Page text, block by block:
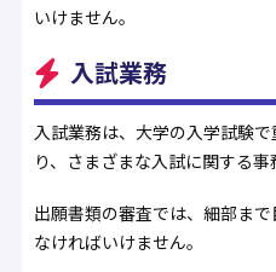
いけません。
入試業務
入試業務は、大学の入学試験
り、さまざまな入試に関する事
出願書類の審査では、細部ま
なければいけません。